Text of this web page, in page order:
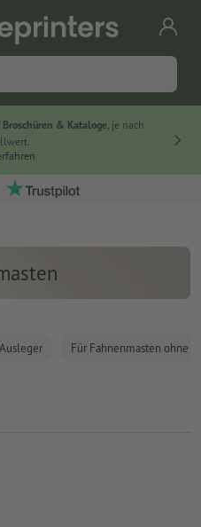
& Kataloge, je nach
Für Fahnenmasten ohne